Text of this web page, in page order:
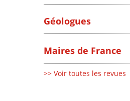
Géologues
Maires de France
>> Voir toutes les revues